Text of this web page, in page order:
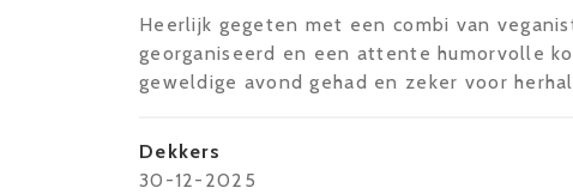
Heerlijk gegeten met een combi van
georganiseerd en een attente humorvolle
geweldige avond gehad en zeker voor
Dekkers
30-12-2025